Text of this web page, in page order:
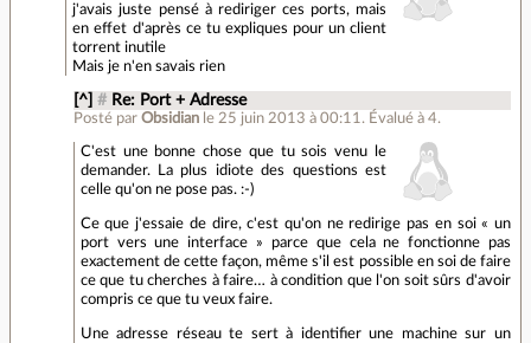
j'avais juste pensé à rediriger ces ports, mais
en effet d'après ce tu expliques pour un client
torrent inutile
Mais je n'en savais rien
[^] # Re: Port + Adresse
Posté par Obsidian le 25 juin 2013 à 00:11 . Évalué à 4.
C'est une bonne chose que tu sois venu le
demander. La plus idiote des questions est
celle qu'on ne pose pas. :-)
Ce que j'essaie de dire, c'est qu'on ne redirige pas en soi « un
port vers une interface » parce que cela ne fonctionne pas
exactement de cette façon, même s'il est possible en soi de faire
ce que tu cherches à faire… à condition que l'on soit sûrs d'avoir
compris ce que tu veux faire.
Une adresse réseau te sert à identifier une machine sur un